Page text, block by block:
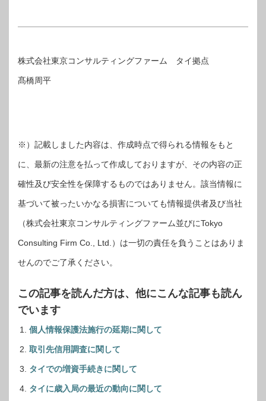
株式会社東京コンサルティングファーム タイ拠点
髙橋周平
※）記載しました内容は、作成時点で得られる情報をもと
に、最新の注意を払って作成しておりますが、その内容の正
確性及び安全性を保障するものではありません。該当情報に
基づいて被ったいかなる損害についても情報提供者及び当社
（株式会社東京コンサルティングファーム並びにTokyo
Consulting Firm Co., Ltd.）は一切の責任を負うことはありま
せんのでご了承ください。
この記事を読んだ方は、他にこんな記事も読ん
でいます
個人情報保護法施行の延期に関して
取引先信用調査に関して
タイでの増資手続きに関して
タイに歳入局の最近の動向に関して